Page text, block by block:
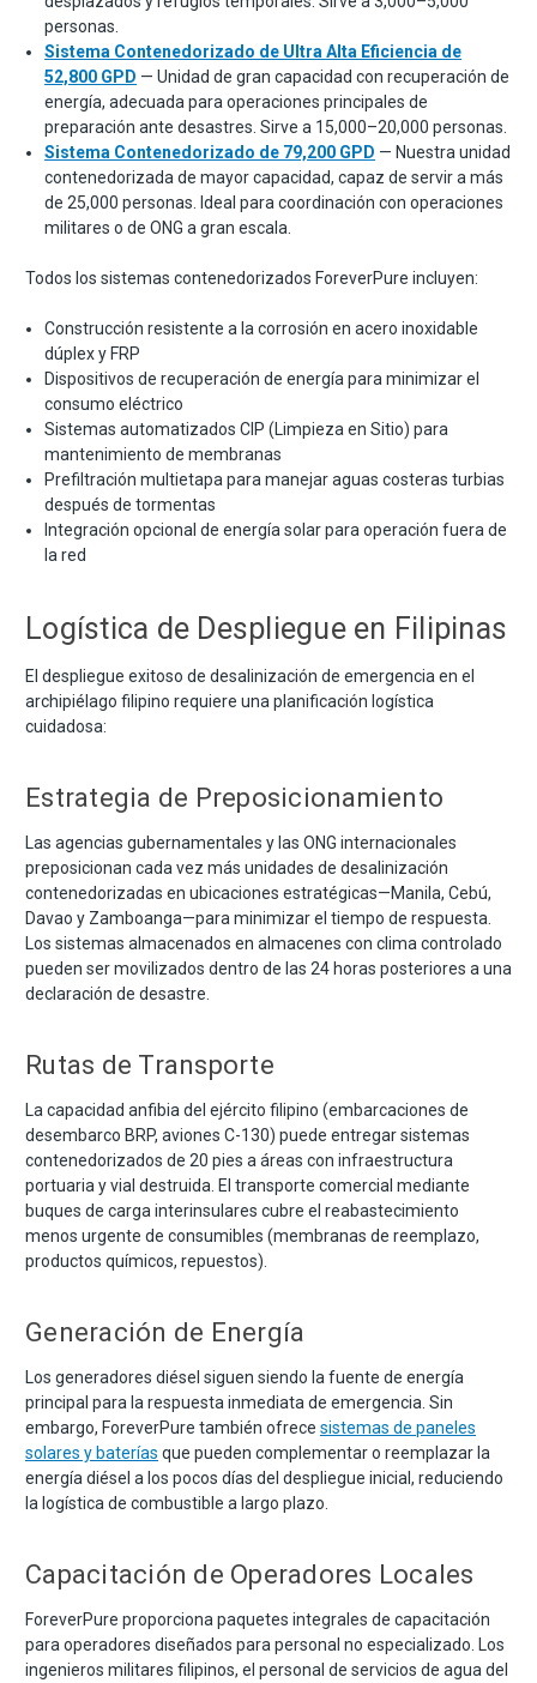
personas.
Sistema Contenedorizado de Ultra Alta Eficiencia de
52,800 GPD — Unidad de gran capacidad con recuperación de
energía, adecuada para operaciones principales de
preparación ante desastres. Sirve a 15,000–20,000 personas.
Sistema Contenedorizado de 79,200 GPD — Nuestra unidad
contenedorizada de mayor capacidad, capaz de servir a más
de 25,000 personas. Ideal para coordinación con operaciones
militares o de ONG a gran escala.
Todos los sistemas contenedorizados ForeverPure incluyen:
Construcción resistente a la corrosión en acero inoxidable
dúplex y FRP
Dispositivos de recuperación de energía para minimizar el
consumo eléctrico
Sistemas automatizados CIP (Limpieza en Sitio) para
mantenimiento de membranas
Prefiltración multietapa para manejar aguas costeras turbias
después de tormentas
Integración opcional de energía solar para operación fuera de
la red
Logística de Despliegue en Filipinas
El despliegue exitoso de desalinización de emergencia en el
archipiélago filipino requiere una planificación logística
cuidadosa:
Estrategia de Preposicionamiento
Las agencias gubernamentales y las ONG internacionales
preposicionan cada vez más unidades de desalinización
contenedorizadas en ubicaciones estratégicas—Manila, Cebú,
Davao y Zamboanga—para minimizar el tiempo de respuesta.
Los sistemas almacenados en almacenes con clima controlado
pueden ser movilizados dentro de las 24 horas posteriores a una
declaración de desastre.
Rutas de Transporte
La capacidad anfibia del ejército filipino (embarcaciones de
desembarco BRP, aviones C-130) puede entregar sistemas
contenedorizados de 20 pies a áreas con infraestructura
portuaria y vial destruida. El transporte comercial mediante
buques de carga interinsulares cubre el reabastecimiento
menos urgente de consumibles (membranas de reemplazo,
productos químicos, repuestos).
Generación de Energía
Los generadores diésel siguen siendo la fuente de energía
principal para la respuesta inmediata de emergencia. Sin
embargo, ForeverPure también ofrece sistemas de paneles
solares y baterías que pueden complementar o reemplazar la
energía diésel a los pocos días del despliegue inicial, reduciendo
la logística de combustible a largo plazo.
Capacitación de Operadores Locales
ForeverPure proporciona paquetes integrales de capacitación
para operadores diseñados para personal no especializado. Los
ingenieros militares filipinos, el personal de servicios de agua del